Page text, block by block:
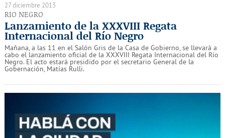
27 diciembre 2013
RIO NEGRO
Lanzamiento de la XXXVIII Regata
Internacional del Río Negro
Mañana, a las 11 en el Salón Gris de la Casa de Gobierno, se llevará a
cabo el lanzamiento oficial de la XXXVIII Regata Internacional del Río
Negro. El acto estará presidido por el secretario General de la
Gobernación, Matías Rulli.